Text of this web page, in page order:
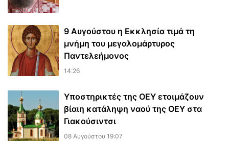
9 Αυγούστου η Εκκλησία τιμά τη
μνήμη του μεγαλομάρτυρος
Παντελεήμονος
14:26
Υποστηρικτές της ΟΕΥ ετοιμάζουν
βίαιη κατάληψη ναού της ΟΕΥ στα
Γιακούσιντσι
08 Αυγούστου 19:07